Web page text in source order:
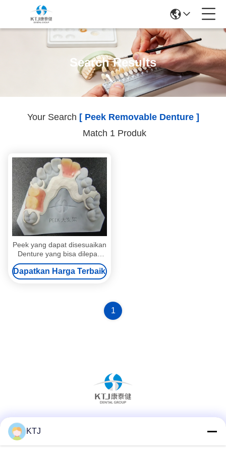
Search Results
Your Search [ Peek Removable Denture ]
Match 1 Produk
Peek yang dapat disesuaikan
Denture yang bisa dilepas
Kerangka parsial ketahanan
aus
Dapatkan Harga Terbaik
1
KTJ